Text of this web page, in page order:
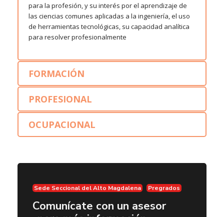
para la profesión, y su interés por el aprendizaje de
las ciencias comunes aplicadas a la ingeniería, el uso
de herramientas tecnológicas, su capacidad analítica
para resolver profesionalmente
FORMACIÓN
PROFESIONAL
OCUPACIONAL
Sede Seccional del Alto Magdalena Pregrados
Comunícate con un asesor